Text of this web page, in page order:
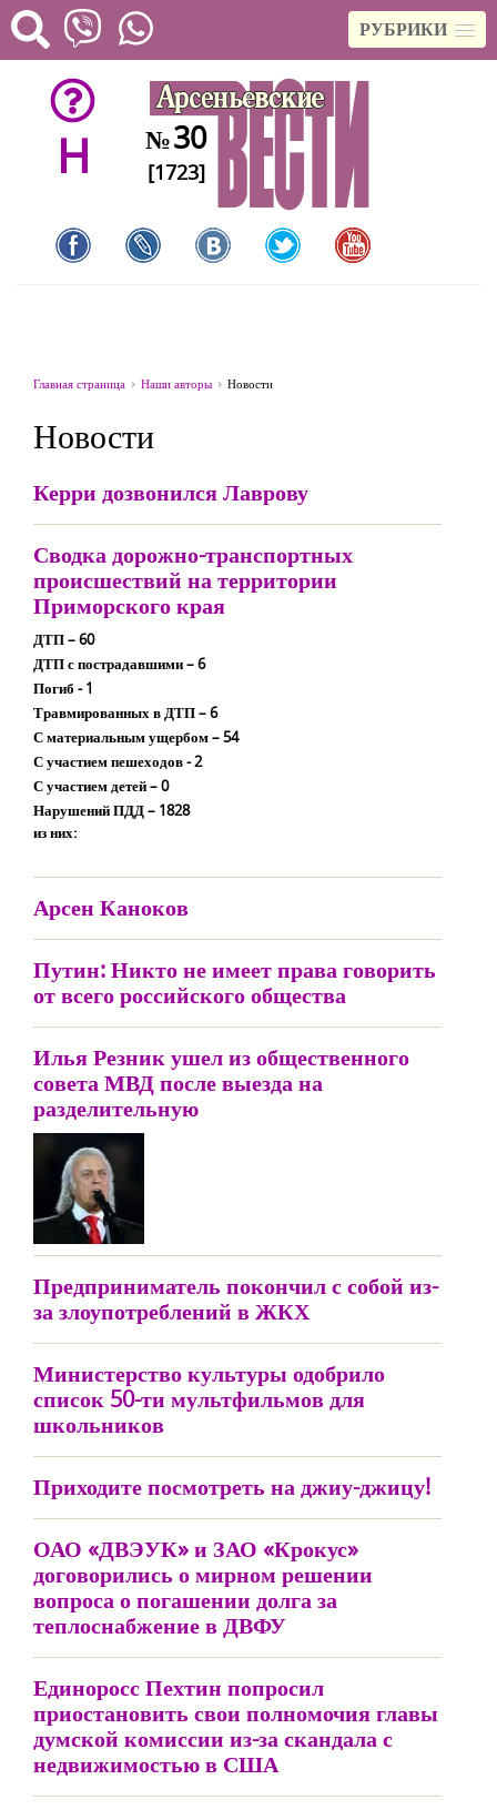
РУБРИКИ
H №30
[1723]
Главная страница Наши авторы Новости
Новости
Керри дозвонился Лаврову
Сводка дорожно-транспортных
происшествий на территории
Приморского края
ДТП – 60
ДТП с пострадавшими – 6
Погиб - 1
Травмированных в ДТП – 6
С материальным ущербом – 54
С участием пешеходов - 2
С участием детей – 0
Нарушений ПДД – 1828
из них:
Арсен Каноков
Путин: Никто не имеет права говорить
от всего российского общества
Илья Резник ушел из общественного
совета МВД после выезда на
разделительную
Предприниматель покончил с собой из-
за злоупотреблений в ЖКХ
Министерство культуры одобрило
список 50-ти мультфильмов для
школьников
Приходите посмотреть на джиу-джицу!
ОАО «ДВЭУК» и ЗАО «Крокус»
договорились о мирном решении
вопроса о погашении долга за
теплоснабжение в ДВФУ
Единоросс Пехтин попросил
приостановить свои полномочия главы
думской комиссии из-за скандала с
недвижимостью в США